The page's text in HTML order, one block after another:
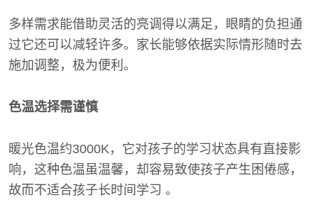
多样需求能借助灵活的亮调得以满足，眼睛的负担通
过它还可以减轻许多。家长能够依据实际情形随时去
施加调整，极为便利。
色温选择需谨慎
暖光色温约3000K，它对孩子的学习状态具有直接影
响，这种色温虽温馨，却容易致使孩子产生困倦感，
故而不适合孩子长时间学习 。